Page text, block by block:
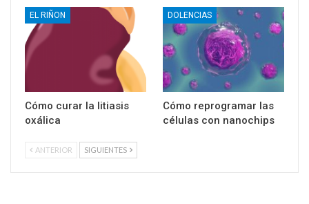
EL RIÑON
Cómo curar la litiasis
oxálica
DOLENCIAS
Cómo reprogramar las
células con nanochips
ANTERIOR SIGUIENTES